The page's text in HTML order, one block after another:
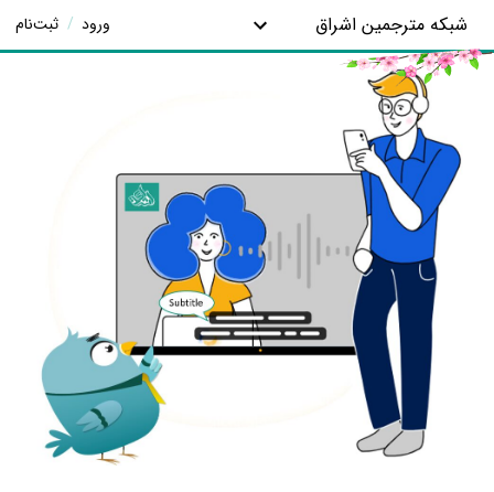
شبکه مترجمین اشراق ورود / ثبت‌نام